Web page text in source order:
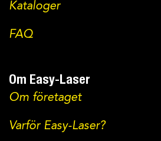
Kataloger
FAQ
Om Easy-Laser
Om företaget
Varför Easy-Laser?